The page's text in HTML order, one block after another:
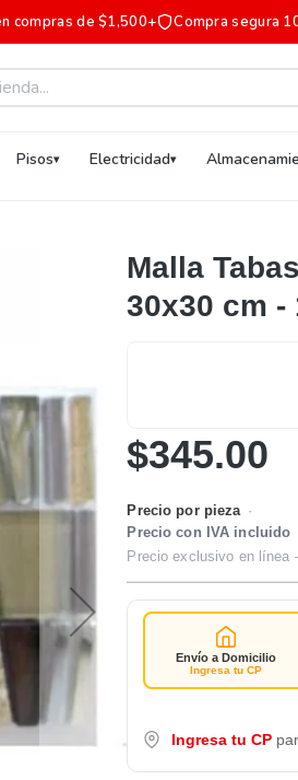
compras de $1,500+ Compra segura
Pisos Electricidad
Malla
30x30 cm -
$345.00
Precio por pieza ·
Precio con IVA incluido
Precio exclusivo en línea
Envío a Domicilio
Ingresa tu CP
Ingresa tu CP